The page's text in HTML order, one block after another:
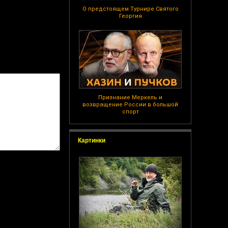
О предстоящем Турнире Святого
Георгия
Признание Меркель и
возвращение России в большой
спорт
Картинки